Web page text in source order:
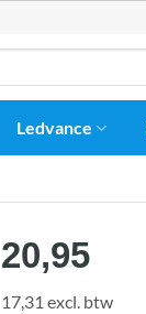
Ledvance
20,95
17,31 excl. btw